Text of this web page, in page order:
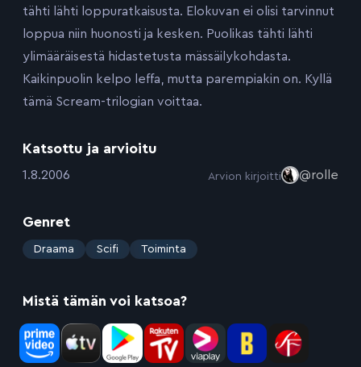
tähti lähti loppuratkaisusta. Elokuvan ei olisi tarvinnut
loppua niin huonosti ja kesken. Puolikas tähti lähti
ylimääräisestä hidastetusta mässäilykohdasta.
Kaikinpuolin kelpo leffa, mutta parempiakin on. Kyllä
tämä Scream-trilogian voittaa.
Katsottu ja arvioitu
:1.8.2006 Arvion kirjoitti @rolle
Genret
: Draama Scifi Toiminta
Mistä tämän voi katsoa?